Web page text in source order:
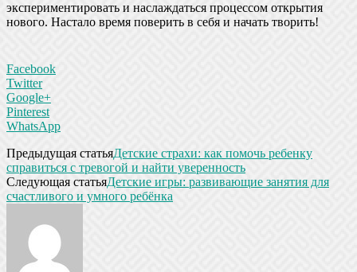
экспериментировать и наслаждаться процессом открытия
нового. Настало время поверить в себя и начать творить!
Facebook
Twitter
Google+
Pinterest
WhatsApp
Предыдущая статьяДетские страхи: как помочь ребенку
справиться с тревогой и найти уверенность
Следующая статьяДетские игры: развивающие занятия для
счастливого и умного ребёнка